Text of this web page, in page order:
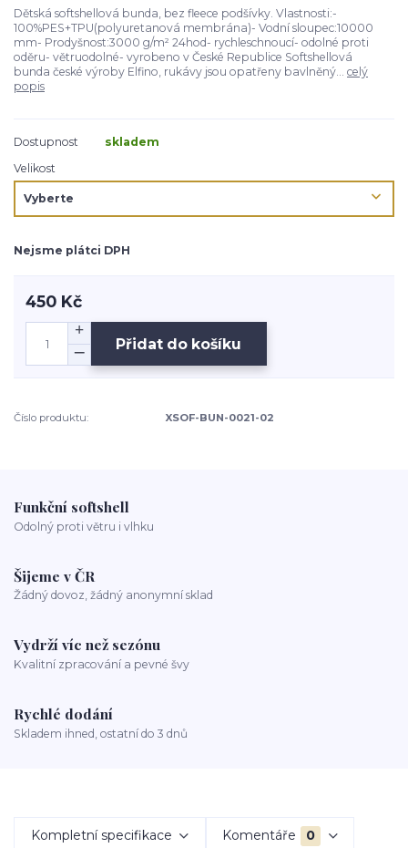
Dětská softshellová bunda, bez fleece podšívky. Vlastnosti:-
100%PES+TPU(polyuretanová membrána)- Vodní sloupec:10000
mm- Prodyšnost:3000 g/m² 24hod- rychleschnoucí- odolné proti
oděru- větruodolné- vyrobeno v České Republice Softshellová
bunda české výroby Elfino, rukávy jsou opatřeny bavlněný... celý
popis
Dostupnost
skladem
Velikost
Nejsme plátci DPH
450 Kč
Přidat do košíku
Číslo produktu: XSOF-BUN-0021-02
Funkční softshell
Odolný proti větru i vlhku
Šijeme v ČR
Žádný dovoz, žádný anonymní sklad
Vydrží víc než sezónu
Kvalitní zpracování a pevné švy
Rychlé dodání
Skladem ihned, ostatní do 3 dnů
Kompletní specifikace Komentáře 0